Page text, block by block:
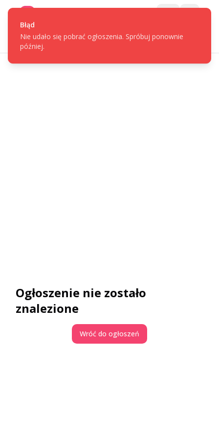
Ogłoszenie nie zostało
znalezione
Wróć do ogłoszeń
Błąd
Nie udało się pobrać ogłoszenia. Spróbuj ponownie
później.